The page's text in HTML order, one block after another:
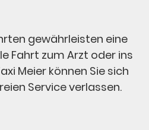
gewährleisten eine
Fahrt zum Arzt oder ins
Meier können Sie sich
Service verlassen.